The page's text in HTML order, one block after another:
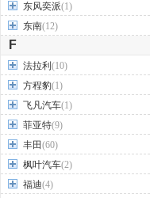
东风奕派(1)
东南(12)
F
法拉利 (10)
方程豹(1)
飞凡汽车(1)
菲亚特(9)
丰田(60)
枫叶汽车(2)
福迪(4)